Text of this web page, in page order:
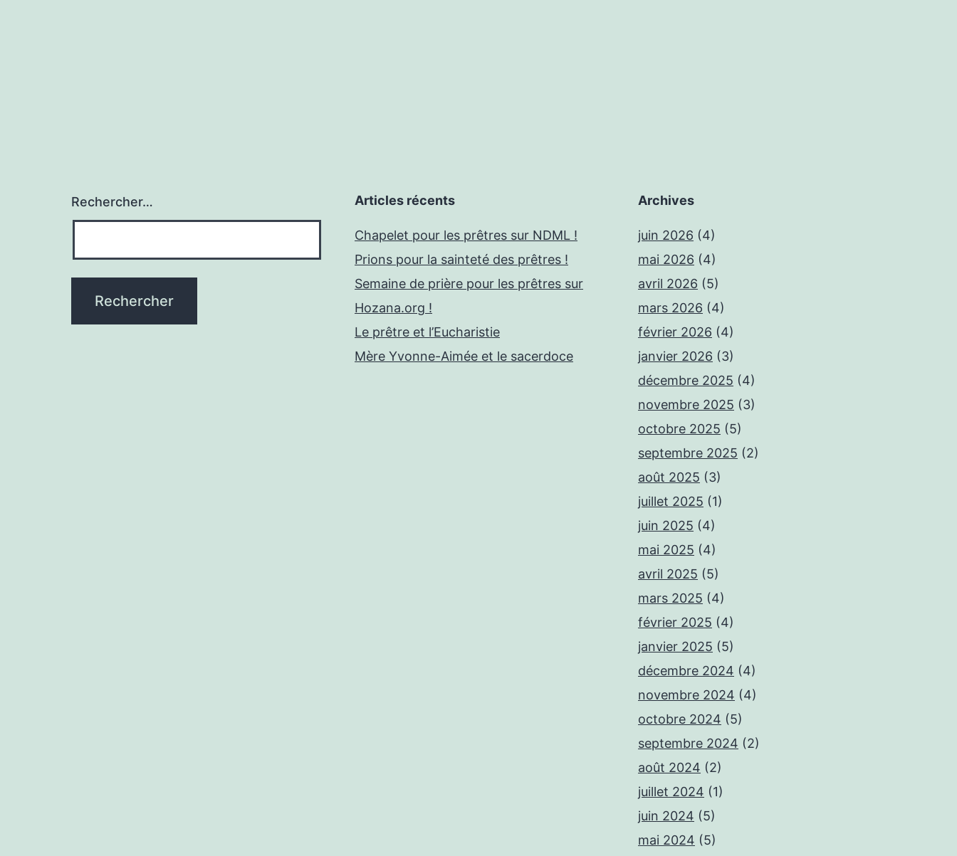
Rechercher… Articles récents
Chapelet pour les prêtres sur NDML !
Prions pour la sainteté des prêtres !
Semaine de prière pour les prêtres sur
Hozana.org !
Le prêtre et l’Eucharistie
Mère Yvonne-Aimée et le sacerdoce
Archives
juin 2026 (4)
mai 2026 (4)
avril 2026 (5)
mars 2026 (4)
février 2026 (4)
janvier 2026 (3)
décembre 2025 (4)
novembre 2025 (3)
octobre 2025 (5)
septembre 2025 (2)
août 2025 (3)
juillet 2025 (1)
juin 2025 (4)
mai 2025 (4)
avril 2025 (5)
mars 2025 (4)
février 2025 (4)
janvier 2025 (5)
décembre 2024 (4)
novembre 2024 (4)
octobre 2024 (5)
septembre 2024 (2)
août 2024 (2)
juillet 2024 (1)
juin 2024 (5)
mai 2024 (5)